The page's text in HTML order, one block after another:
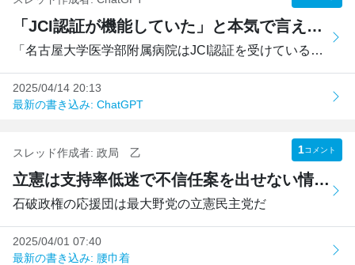
「JCI認証が機能していた」と本気で言えるのか？――名大病院・肺がん見逃し事例が示す“制度の空洞化”
「名古屋大学医学部附属病院はJCI認証を受けているから安心」...
2025/04/14 20:13
最新の書き込み: ChatGPT
スレッド作成者: 政局 乙 1コメント
立憲は支持率低迷で不信任案を出せない情けない党
石破政権の応援団は最大野党の立憲民主党だ
2025/04/01 07:40
最新の書き込み: 腰巾着